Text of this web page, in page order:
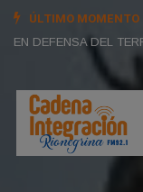
ÚLTIMO MOMENTO
EN DEFENSA DEL
BARILOCHE